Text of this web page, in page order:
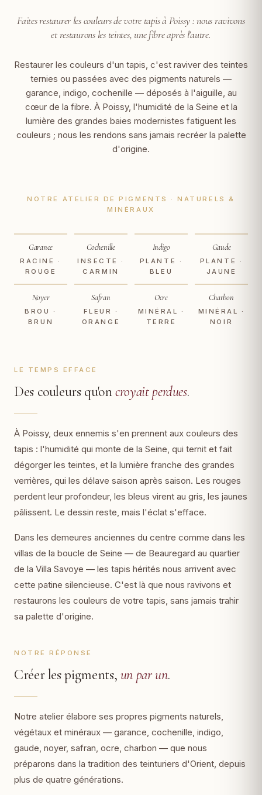
Faites restaurer les couleurs de votre tapis à Poissy :nous ravivons
et restaurons les teintes, une fibre après l'autre.
Restaurer les couleurs d'un tapis, c'est raviver des teintes
ternies ou passées avec des pigments naturels —
garance, indigo, cochenille — déposés à l'aiguille, au
cœur de la fibre. À Poissy, l'humidité de la Seine et la
lumière des grandes baies modernistes fatiguent les
couleurs ; nous les rendons sans jamais recréer la palette
d'origine.
NOTRE ATELIER DE PIGMENTS · NATURELS &
MINÉRAUX
Garance
RACINE ·
ROUGE
Cochenille
INSECTE ·
CARMIN
Indigo
PLANTE ·
BLEU
Gaude
PLANTE ·
JAUNE
Noyer
BROU ·
BRUN
Safran
FLEUR ·
ORANGE
Ocre
MINÉRAL ·
TERRE
Charbon
MINÉRAL ·
NOIR
LE TEMPS EFFACE
Des couleurs qu'oncroyait perdues.
À Poissy, deux ennemis s'en prennent aux couleurs des
tapis : l'humidité qui monte de la Seine, qui ternit et fait
dégorger les teintes, et la lumière franche des grandes
verrières, qui les délave saison après saison. Les rouges
perdent leur profondeur, les bleus virent au gris, les jaunes
pâlissent. Le dessin reste, mais l'éclat s'efface.
Dans les demeures anciennes du centre comme dans les
villas de la boucle de Seine — de Beauregard au quartier
de la Villa Savoye — les tapis hérités nous arrivent avec
cette patine silencieuse. C'est là que nous ravivons et
restaurons les couleurs de votre tapis, sans jamais trahir
sa palette d'origine.
NOTRE RÉPONSE
Créer les pigments, un par un.
Notre atelier élabore ses propres pigments naturels,
végétaux et minéraux — garance, cochenille, indigo,
gaude, noyer, safran, ocre, charbon — que nous
préparons dans la tradition des teinturiers d'Orient, depuis
plus de quatre générations.